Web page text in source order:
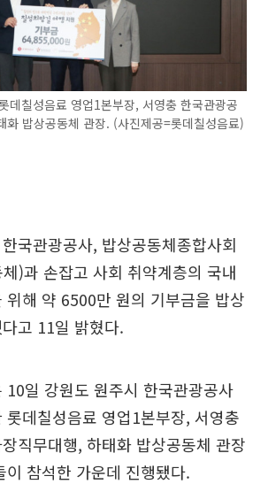
데칠성음료 영업1본부장, 서영충 한국관광공
화 밥상공동체 관장. (사진제공=롯데칠성음료)
국관광공사, 밥상공동체종합사회
)과 손잡고 사회 취약계층의 국내
위해 약 6500만 원의 기부금을 밥상
고 11일 밝혔다.
10일 강원도 원주시 한국관광공사
롯데칠성음료 영업1본부장, 서영충
직무대행, 하태화 밥상공동체 관장
이 참석한 가운데 진행됐다.